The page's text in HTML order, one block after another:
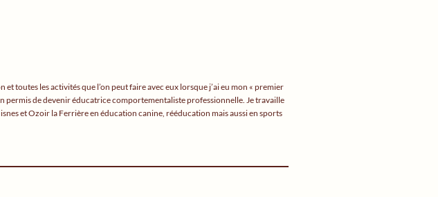
toutes les activités que l’on peut faire avec eux lorsque j’ai eu mon « premier
permis de devenir éducatrice comportementaliste professionnelle. Je travaille
et Ozoir la Ferrière en éducation canine, rééducation mais aussi en sports